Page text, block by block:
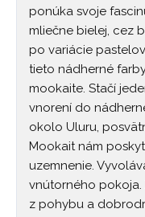
ponúka svoje
mliečne bielej, cez
po variácie
tieto nádherné
mookaite. Stačí
vnorení do
okolo Uluru,
Mookait nám
uzemnenie.
vnútorného
z pohybu a